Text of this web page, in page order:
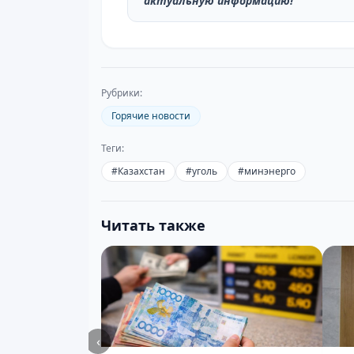
Рубрики:
Горячие новости
Теги:
#Казахстан #уголь #минэнерго
Читать также
‹